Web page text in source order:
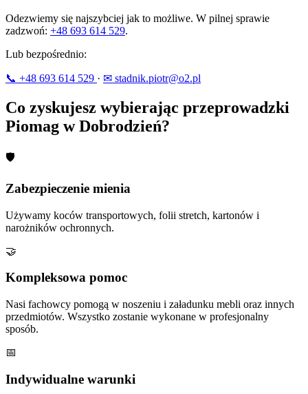
Odezwiemy się najszybciej jak to możliwe. W pilnej sprawie
zadzwoń: +48 693 614 529.
Lub bezpośrednio:
📞 +48 693 614 529 · ✉ stadnik.piotr@o2.pl
Co zyskujesz wybierając przeprowadzki
Piomag w Dobrodzień?
🛡
Zabezpieczenie mienia
Używamy koców transportowych, folii stretch, kartonów i
narożników ochronnych.
🤝
Kompleksowa pomoc
Nasi fachowcy pomogą w noszeniu i załadunku mebli oraz innych
przedmiotów. Wszystko zostanie wykonane w profesjonalny
sposób.
📅
Indywidualne warunki